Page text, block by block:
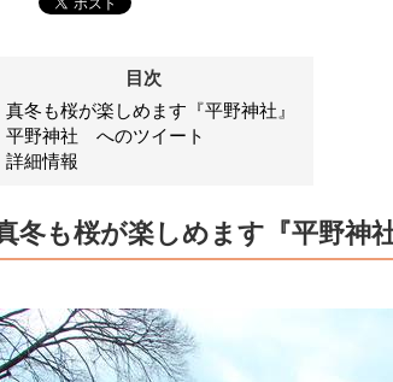
目次
真冬も桜が楽しめます『平野神社』
平野神社 へのツイート
詳細情報
冬も桜が楽しめます『平野神社